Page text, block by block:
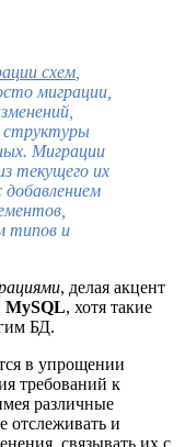
схем
миграции,
структуры
Миграции
текущего их
типов и
, делая акцент
MySQL, хотя такие
БД.
в упрощении
требований к
различные
отслеживать и